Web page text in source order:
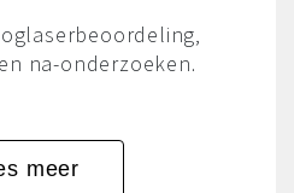
na-onderzoeken.
meer